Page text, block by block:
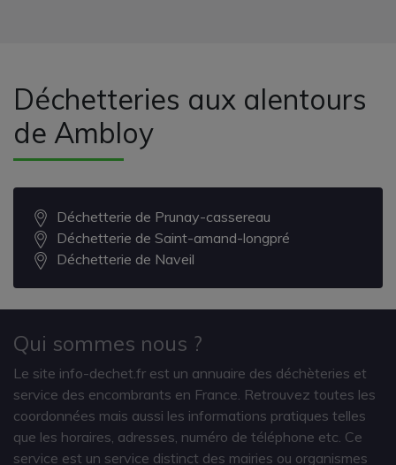
Déchetteries aux alentours
de Ambloy
Déchetterie de Prunay-cassereau
Déchetterie de Saint-amand-longpré
Déchetterie de Naveil
Qui sommes nous ?
Le site info-dechet.fr est un annuaire des déchèteries et
service des encombrants en France. Retrouvez toutes les
coordonnées mais aussi les informations pratiques telles
que les horaires, adresses, numéro de téléphone etc. Ce
service est un service distinct des mairies ou organismes